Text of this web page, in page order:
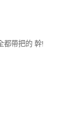
都帶把的 幹!